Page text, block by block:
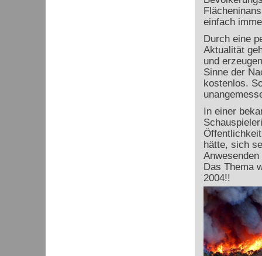
einfach
Durch eine
Aktualität
und
Sinne der
kostenlos.
In einer
hätte, sich
Das Thema
2004!!